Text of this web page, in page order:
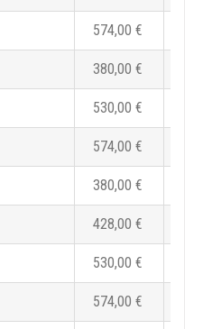
574,00 €
380,00 €
530,00 €
574,00 €
380,00 €
428,00 €
530,00 €
574,00 €